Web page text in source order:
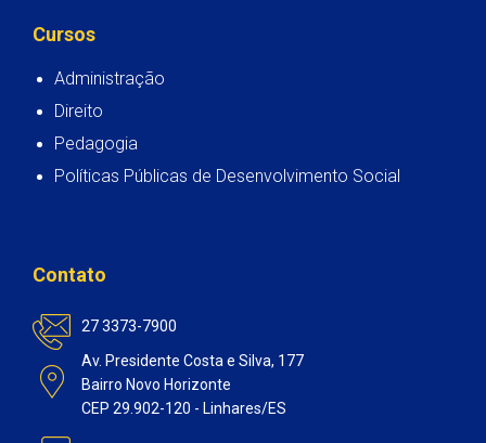
Cursos
Administração
Direito
Pedagogia
Políticas Públicas de Desenvolvimento Social
Contato
27 3373-7900
Av. Presidente Costa e Silva, 177
Bairro Novo Horizonte
CEP 29.902-120 - Linhares/ES